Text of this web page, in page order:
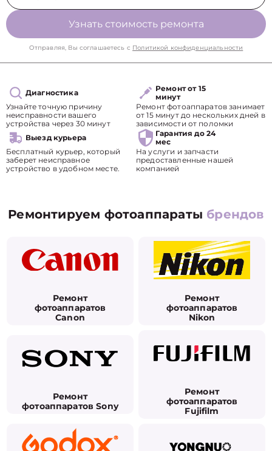
Узнать стоимость ремонта
Отправляя, Вы соглашаетесь с Политикой конфиденциальности
Диагностика
Узнайте точную причину
неисправности вашего
устройства через 30 минут
Ремонт от 15
минут
Ремонт фотоаппаратов занимает
от 15 минут до нескольких дней в
зависимости от поломки
Выезд курьера
Бесплатный курьер, который
заберет неисправное
устройство в удобном месте.
Гарантия до 24
мес
На услуги и запчасти
предоставленные нашей
компанией
Ремонтируем фотоаппараты брендов
Ремонт
фотоаппаратов
Canon
Ремонт
фотоаппаратов
Nikon
Ремонт
фотоаппаратов Sony
Ремонт
фотоаппаратов
Fujifilm